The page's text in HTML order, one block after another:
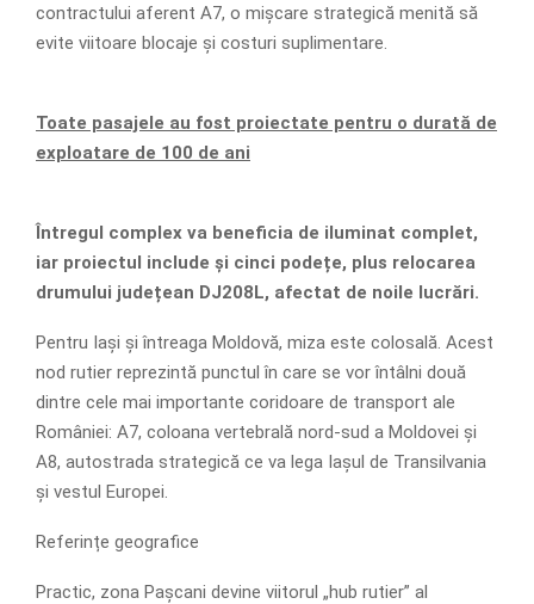
contractului aferent A7, o mișcare strategică menită să
evite viitoare blocaje și costuri suplimentare.
Toate pasajele au fost proiectate pentru o durată de
exploatare de 100 de ani
Întregul complex va beneficia de iluminat complet,
iar proiectul include și cinci podețe, plus relocarea
drumului județean DJ208L, afectat de noile lucrări.
Pentru Iași și întreaga Moldovă, miza este colosală. Acest
nod rutier reprezintă punctul în care se vor întâlni două
dintre cele mai importante coridoare de transport ale
României: A7, coloana vertebrală nord-sud a Moldovei și
A8, autostrada strategică ce va lega Iașul de Transilvania
și vestul Europei.
Referințe geografice
Practic, zona Pașcani devine viitorul „hub rutier” al